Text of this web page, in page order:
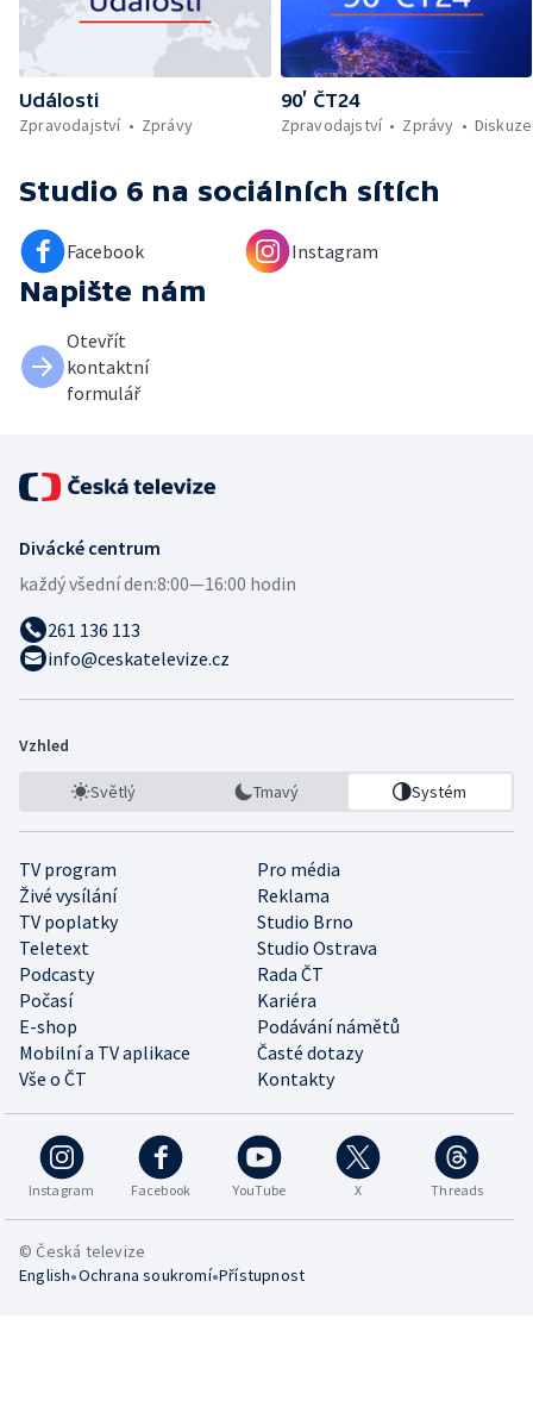
Události
Zpravodajství
Zprávy
90’ ČT24
Zpravodajství
Zprávy Diskuze
Studio 6 na sociálních sítích
Facebook Instagram
Napište nám
Otevřít
kontaktní
formulář
Divácké centrum
každý všední den:8:00—16:00 hodin
261 136 113
info@ceskatelevize.cz
Vzhled
Světlý Tmavý Systém
TV program
Pro média
Živé vysílání
Reklama
TV poplatky
Studio Brno
Teletext
Studio Ostrava
Podcasty
Rada ČT
Počasí
Kariéra
E-shop
Podávání námětů
Mobilní a TV aplikace
Časté dotazy
Vše o ČT
Kontakty
Instagram Facebook YouTube X Threads
© Česká televize
English•Ochrana soukromí•Přístupnost